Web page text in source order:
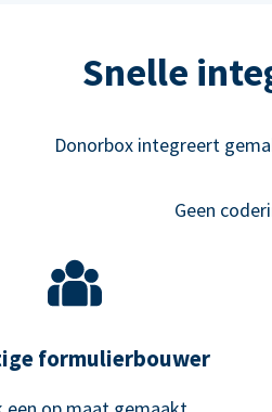
Snelle
Donorbox integreert
Geen
formulierbouwer